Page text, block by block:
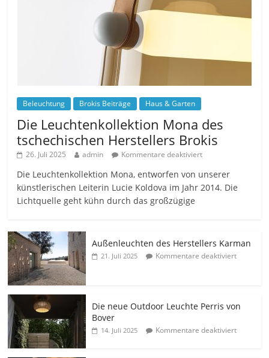
Beleuchtung Brokis Beiträge Haus & Garten
Die Leuchtenkollektion Mona des
tschechischen Herstellers Brokis
26. Juli 2025 admin Kommentare deaktiviert
Die Leuchtenkollektion Mona, entworfen von unserer
künstlerischen Leiterin Lucie Koldova im Jahr 2014. Die
Lichtquelle geht kühn durch das großzügige
Außenleuchten des Herstellers Karman
21. Juli 2025 Kommentare deaktiviert
Die neue Outdoor Leuchte Perris von
Bover
14. Juli 2025 Kommentare deaktiviert